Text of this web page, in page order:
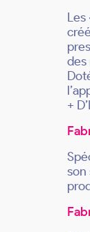
Les
des
+
son